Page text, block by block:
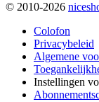
© 2010-2026
Colofon
Privacybeleid
Algemene
Instellingen